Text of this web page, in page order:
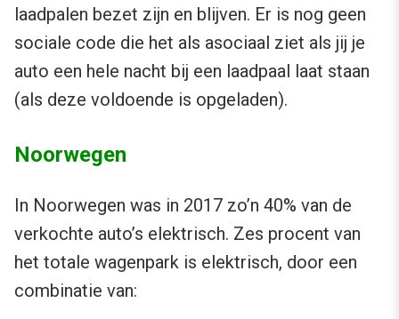
laadpalen bezet zijn en blijven. Er is nog geen
sociale code die het als asociaal ziet als jij je
auto een hele nacht bij een laadpaal laat staan
(als deze voldoende is opgeladen).
Noorwegen
In Noorwegen was in 2017 zo’n 40% van de
verkochte auto’s elektrisch. Zes procent van
het totale wagenpark is elektrisch, door een
combinatie van: